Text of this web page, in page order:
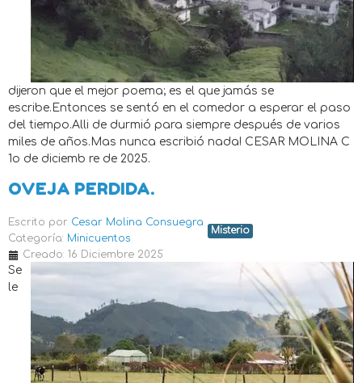
dijeron que el mejor poema; es el que jamás se
escribe.Entonces se sentó en el comedor a esperar el paso
del tiempo.Alli de durmió para siempre después de varios
miles de años.Mas nunca escribió nada! CESAR MOLINA C
1o de diciemb re de 2025.
OVEJA PERDIDA.
Escrito por Cesar Molina Consuegra
Categoría: Minicuentos
Creado: 16 Diciembre 2025
Misterio
Se
le